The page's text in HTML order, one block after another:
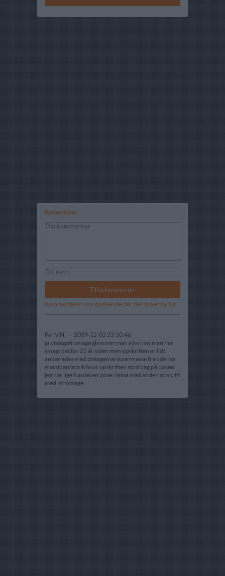
Komentarer
Kommentaren skal godkendes før den bliver synlig
Per V.N. - 2009-12-02 23:10:46
ja pistagefromage glemmer man ikke hvis man har
smagt det for 25 år siden men opskriften er lidt
anderledes med pistagemarsipanmasse fra odense
marsipanfabrik hvor opskriften stod bag på posen.
jeg har lige fundet en pose i fakta med anden opskrift
med isfromage